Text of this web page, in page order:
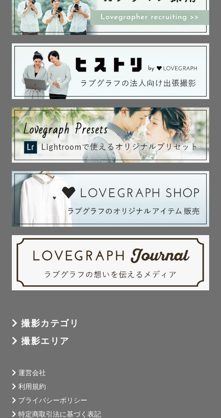
撮影カテゴリ
撮影エリア
運営会社
利用規約
プライバシーポリシー
特定商取引法に基づく表記